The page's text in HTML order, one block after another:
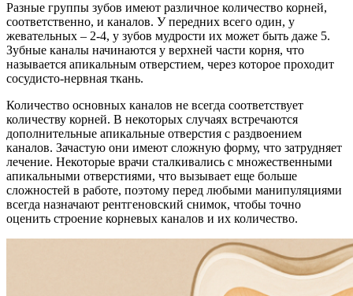
Разные группы зубов имеют различное количество корней,
соответственно, и каналов. У передних всего один, у
жевательных – 2-4, у зубов мудрости их может быть даже 5.
Зубные каналы начинаются у верхней части корня, что
называется апикальным отверстием, через которое проходит
сосудисто-нервная ткань.
Количество основных каналов не всегда соответствует
количеству корней. В некоторых случаях встречаются
дополнительные апикальные отверстия с раздвоением
каналов. Зачастую они имеют сложную форму, что затрудняет
лечение. Некоторые врачи сталкивались с множественными
апикальными отверстиями, что вызывает еще больше
сложностей в работе, поэтому перед любыми манипуляциями
всегда назначают рентгеновский снимок, чтобы точно
оценить строение корневых каналов и их количество.